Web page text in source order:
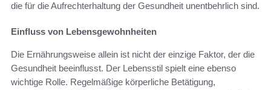
die für die Aufrechterhaltung der Gesundheit unentbehrlich sind.
Einfluss von Lebensgewohnheiten
Die Ernährungsweise allein ist nicht der einzige Faktor, der die
Gesundheit beeinflusst. Der Lebensstil spielt eine ebenso
wichtige Rolle. Regelmäßige körperliche Betätigung,